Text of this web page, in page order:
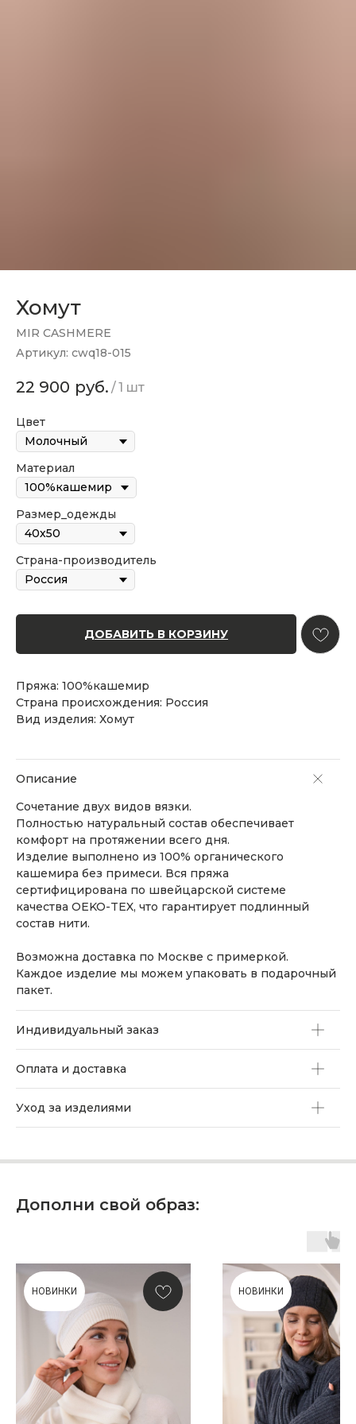
Хомут
MIR CASHMERE
Артикул: cwq18-015
22 900 руб. /1 шт
Цвет
Материал
Размер_одежды
Страна-производитель
ДОБАВИТЬ В КОРЗИНУ
Пряжа: 100%кашемир
Страна происхождения: Россия
Вид изделия: Хомут
Описание
Сочетание двух видов вязки.
Полностью натуральный состав обеспечивает
комфорт на протяжении всего дня.
Изделие выполнено из 100% органического
кашемира без примеси. Вся пряжа
сертифицирована по швейцарской системе
качества OEKO-TEX, что гарантирует подлинный
состав нити.
Возможна доставка по Москве с примеркой.
Каждое изделие мы можем упаковать в подарочный
пакет.
Индивидуальный заказ
Оплата и доставка
Уход за изделиями
Дополни свой образ:
НОВИНКИ НОВИНКИ
ПОДАРОЧНАЯ КАРТА
Что может быть лучше подарка,
сделанного с любовью, теплом
и рассчитанного на долгие годы?